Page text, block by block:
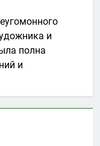
и
полна
и